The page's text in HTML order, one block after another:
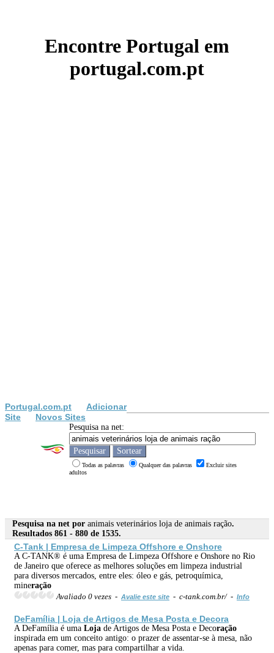
Encontre Portugal em
portugal.com.pt
Portugal.com.pt
Adicionar
Site
Novos Sites
Pesquisa na net:
Todas as palavras Qualquer das palavras
Excluir sites
adultos
Pesquisa na net por animais veterinários loja de animais ração.
Resultados 861 - 880 de 1535.
C-Tank | Empresa de Limpeza Offshore e Onshore
A C-TANK® é uma Empresa de Limpeza Offshore e Onshore no Rio
de Janeiro que oferece as melhores soluções em limpeza industrial
para diversos mercados, entre eles: óleo e gás, petroquímica,
mineração
Avaliado 0 vezes - Avalie este site - c-tank.com.br/ - Info
DeFamília | Loja de Artigos de Mesa Posta e Decora
A DeFamília é uma Loja de Artigos de Mesa Posta e Decoração
inspirada em um conceito antigo: o prazer de assentar-se à mesa, não
apenas para comer, mas para compartilhar a vida.